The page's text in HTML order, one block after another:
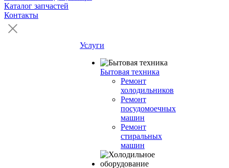
Каталог запчастей
Контакты
Услуги
Бытовая техника
Ремонт
холодильников
Ремонт
посудомоечных
машин
Ремонт
стиральных
машин